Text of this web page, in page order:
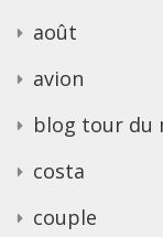
août
avion
blog tour du
costa
couple